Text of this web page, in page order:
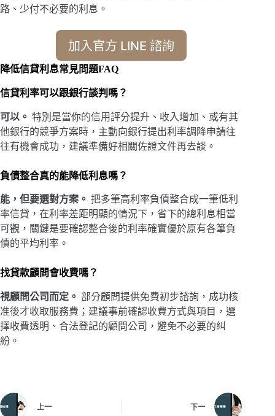
路、少付不必要的利息。
加入官方 LINE 諮詢
降低信貸利息常見問題FAQ
信貸利率可以跟銀行談判嗎？
可以。 特別是當你的信用評分提升、收入增加、或有其
他銀行的競爭方案時，主動向銀行提出利率調降申請往
往有機會成功，建議準備好相關佐證文件再去談。
負債整合真的能降低利息嗎？
能，但要選對方案。 把多筆高利率負債整合成一筆低利
率信貸，在利率差距明顯的情況下，省下的總利息相當
可觀，關鍵是要確認整合後的利率確實優於原有各筆負
債的平均利率。
找貸款顧問會收費嗎？
視顧問公司而定。 部分顧問提供免費初步諮詢，成功核
准後才收取服務費；建議事前確認收費方式與項目，選
擇收費透明、合法登記的顧問公司，避免不必要的糾
紛。
上一 下一